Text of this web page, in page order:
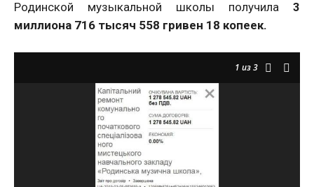
Родинской музыкальной школы получила 3
миллиона 716 тысяч 558 гривен 18 копеек.
1 из 3